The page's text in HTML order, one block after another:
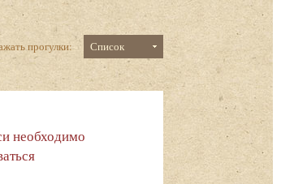
прогулки:
Список
необходимо